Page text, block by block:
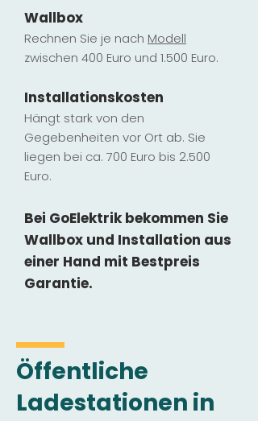
Wallbox
Rechnen Sie je nach Modell
zwischen 400 Euro und 1.500 Euro.
Installationskosten
Hängt stark von den
Gegebenheiten vor Ort ab. Sie
liegen bei ca. 700 Euro bis 2.500
Euro.
Bei GoElektrik bekommen Sie
Wallbox und Installation aus
einer Hand mit Bestpreis
Garantie.
Öffentliche
Ladestationen in